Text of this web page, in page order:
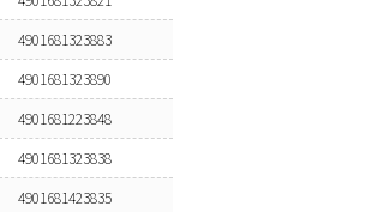
4901681323883
4901681323890
4901681223848
4901681323838
4901681423835